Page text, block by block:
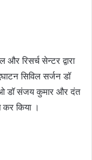
रिसर्च सेन्टर द्वारा
सिविल सर्जन डॉ
डॉ संजय कुमार और दंत
किया ।